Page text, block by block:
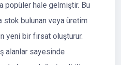
popüler hale gelmiştir. Bu
stok bulunan veya üretim
yeni bir fırsat oluşturur.
alanlar sayesinde